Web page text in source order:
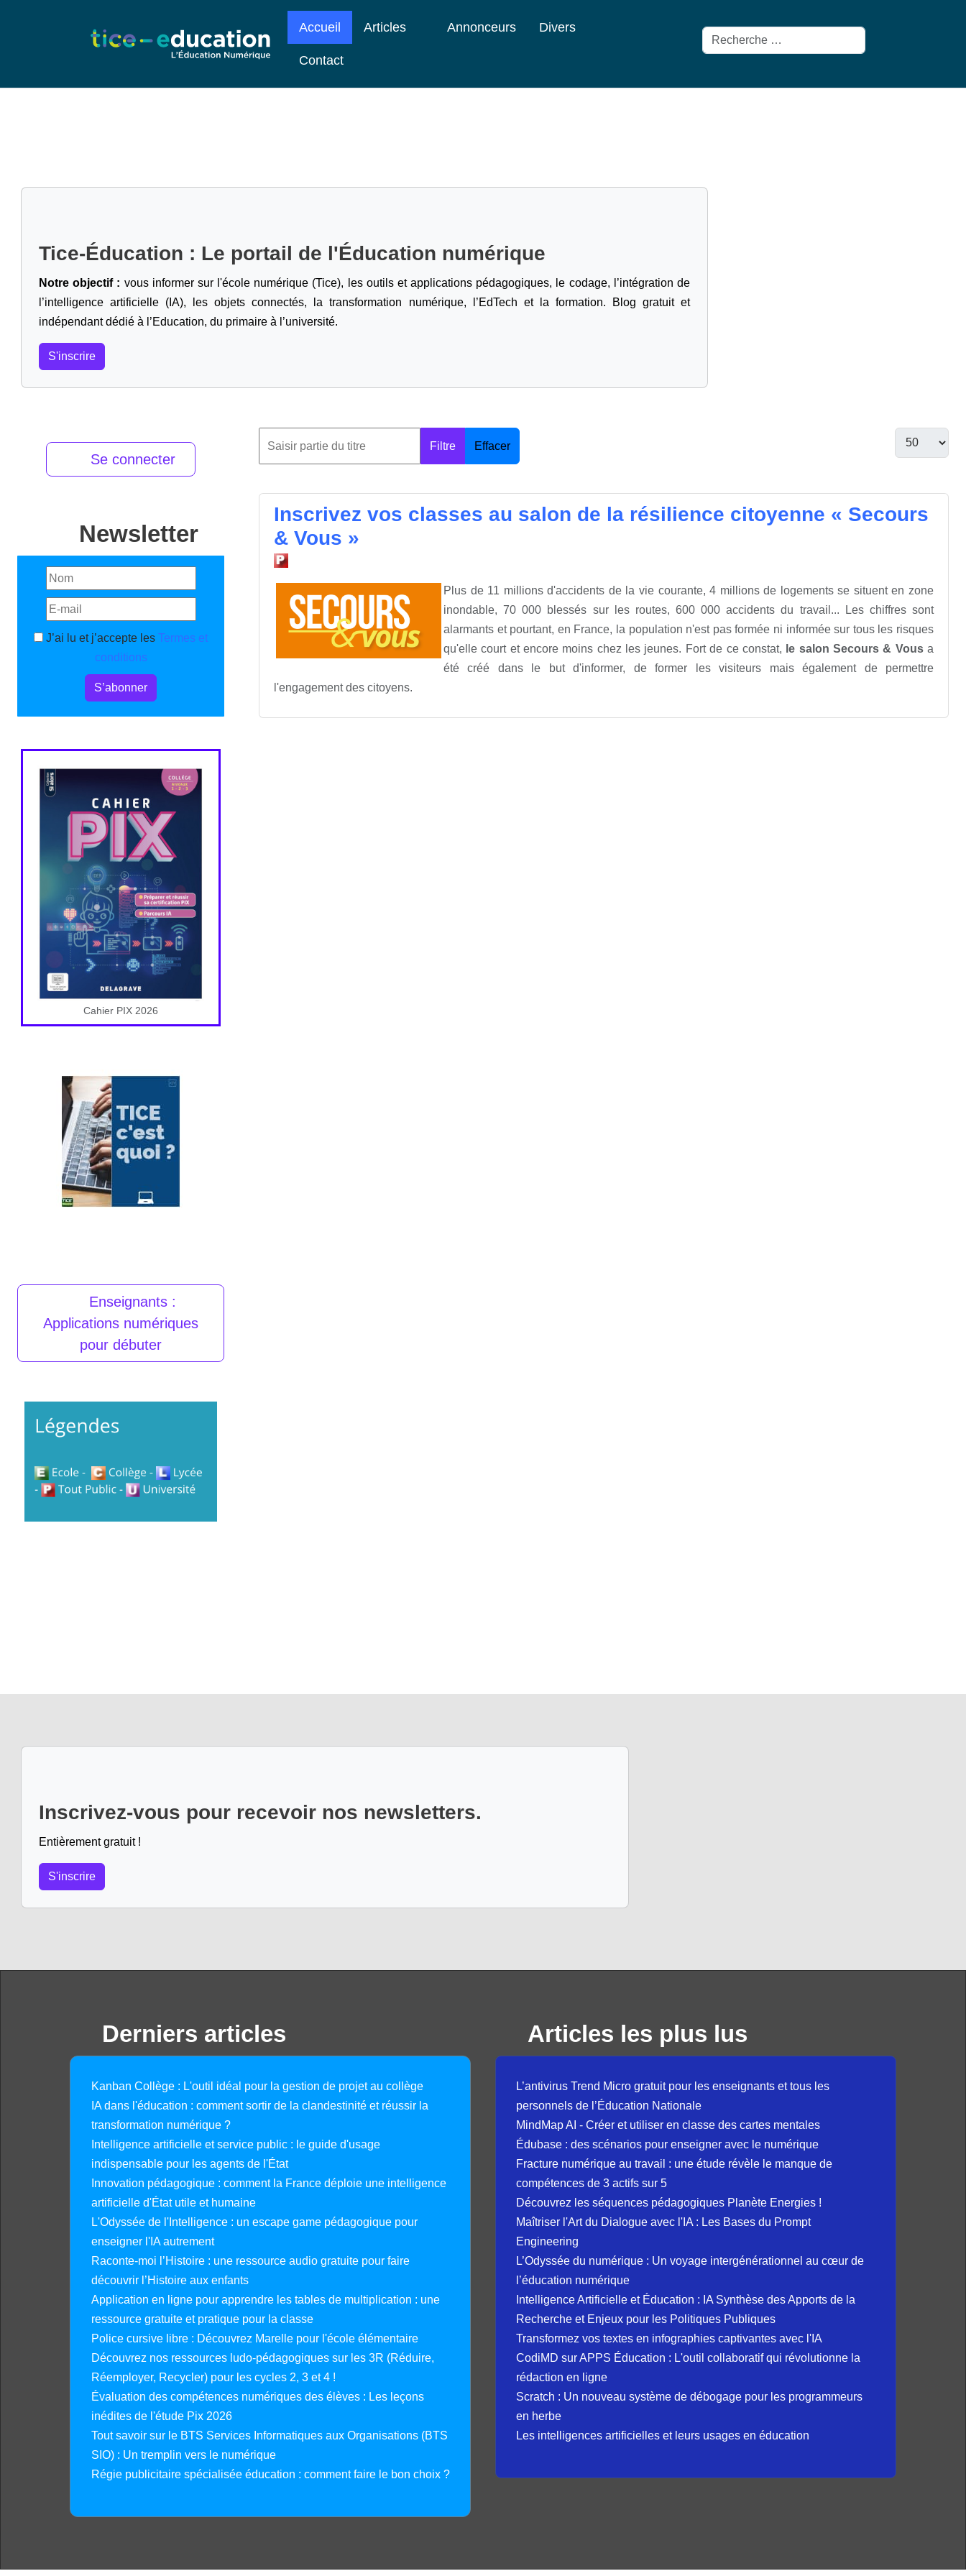
Accueil Articles Annonceurs Divers
Contact
Rechercher
Tice-Éducation : Le portail de l'Éducation numérique
Notre objectif : vous informer sur l'école numérique (Tice), les outils et applications pédagogiques, le codage,
l’intégration de
l’intelligence artificielle (IA), les objets connectés, la transformation numérique, l’EdTech et la formation. Blog gratuit et
indépendant dédié à l’Education, du primaire à l’université.
S'inscrire
Se connecter
Newsletter
J’ai lu et j’accepte les Termes et
conditions
S’abonner
Cahier PIX 2026
Enseignants :
Applications numériques
pour débuter
Filtre Effacer
Inscrivez vos classes au salon de la résilience citoyenne « Secours
& Vous »
Plus de 11 millions d'accidents de la vie courante, 4 millions de logements se situent en zone
inondable, 70 000 blessés sur les routes, 600 000 accidents du travail... Les chiffres sont
alarmants et pourtant, en France, la population n'est pas formée ni informée sur tous les risques
qu'elle court et encore moins chez les jeunes. Fort de ce constat, le salon Secours & Vousa
été créé dans le but d'informer, de former les visiteurs mais également de permettre
l'engagement des citoyens.
Inscrivez-vous pour recevoir nos newsletters.
Entièrement gratuit !
S'inscrire
Derniers articles
Kanban Collège : L'outil idéal pour la gestion de projet au collège
IA dans l'éducation : comment sortir de la clandestinité et réussir la
transformation numérique ?
Intelligence artificielle et service public : le guide d'usage
indispensable pour les agents de l'État
Innovation pédagogique : comment la France déploie une intelligence
artificielle d'État utile et humaine
L'Odyssée de l'Intelligence : un escape game pédagogique pour
enseigner l'IA autrement
Raconte-moi l’Histoire : une ressource audio gratuite pour faire
découvrir l’Histoire aux enfants
Application en ligne pour apprendre les tables de multiplication : une
ressource gratuite et pratique pour la classe
Police cursive libre : Découvrez Marelle pour l'école élémentaire
Découvrez nos ressources ludo-pédagogiques sur les 3R (Réduire,
Réemployer, Recycler) pour les cycles 2, 3 et 4 !
Évaluation des compétences numériques des élèves : Les leçons
inédites de l'étude Pix 2026
Tout savoir sur le BTS Services Informatiques aux Organisations (BTS
SIO) : Un tremplin vers le numérique
Régie publicitaire spécialisée éducation : comment faire le bon choix ?
Articles les plus lus
L’antivirus Trend Micro gratuit pour les enseignants et tous les
personnels de l’Éducation Nationale
MindMap AI - Créer et utiliser en classe des cartes mentales
Édubase : des scénarios pour enseigner avec le numérique
Fracture numérique au travail : une étude révèle le manque de
compétences de 3 actifs sur 5
Découvrez les séquences pédagogiques Planète Energies !
Maîtriser l'Art du Dialogue avec l'IA : Les Bases du Prompt
Engineering
L’Odyssée du numérique : Un voyage intergénérationnel au cœur de
l’éducation numérique
Intelligence Artificielle et Éducation : IA Synthèse des Apports de la
Recherche et Enjeux pour les Politiques Publiques
Transformez vos textes en infographies captivantes avec l'IA
CodiMD sur APPS Éducation : L'outil collaboratif qui révolutionne la
rédaction en ligne
Scratch : Un nouveau système de débogage pour les programmeurs
en herbe
Les intelligences artificielles et leurs usages en éducation